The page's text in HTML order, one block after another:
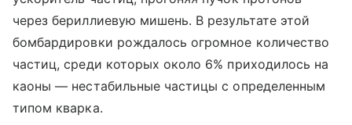
через бериллиевую мишень. В результате этой
бомбардировки рождалось огромное количество
частиц, среди которых около 6% приходилось на
каоны — нестабильные частицы с определенным
типом кварка.